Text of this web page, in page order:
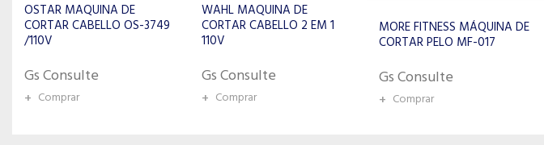
WAHL MAQUINA DE
CORTAR CABELLO 2 EM 1
110V
Gs Consulte
+ Comprar
MORE FITNESS MÁQUINA DE
CORTAR PELO MF-017
Gs Consulte
+ Comprar
MORE FITNESS MAQUINA DE
CORTAR CABELLO MF-280
Gs Consulte